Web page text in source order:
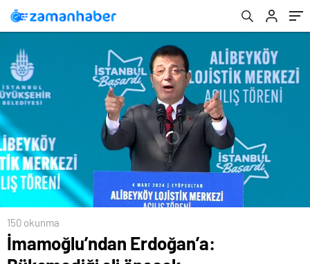
150 okunma
İmamoğlu’ndan Erdoğan’a: